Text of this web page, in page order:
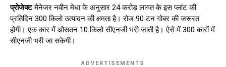
प्रोजेक्टमैनेजर नवीन मेधा के अनुसार 24 करोड़ लागत के इस प्लांट की
प्रतिदिन 300 किलो उत्पादन की क्षमता है। रोज 90 टन गोबर की जरूरत
होगी। एक कार में औसतन 10 किलो सीएनजी भरी जाती है। ऐसे में 300 कारों में
सीएनजी भरी जा सकेगी।
ADVERTISEMENTS